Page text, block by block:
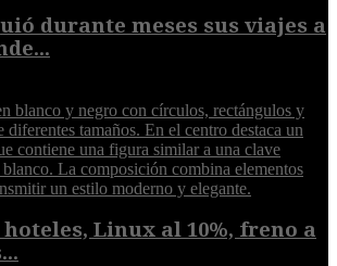
durante meses sus viajes a
Linux al 10%, freno a